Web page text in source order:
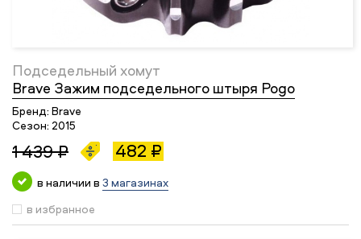
Подседельный хомут
Brave Зажим подседельного штыря Pogo
Бренд: Brave
Сезон: 2015
1 439 ₽ 482 ₽
в наличии в 3 магазинах
в избранное